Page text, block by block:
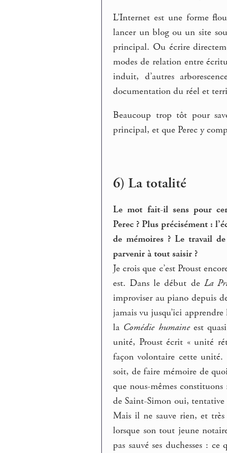
L’Internet est une forme
lancer un blog ou un site
principal. Ou écrire
modes de relation entre
induit, d’autres
documentation du réel et
Beaucoup trop tôt pour
principal, et que Perec y
6) La totalité
Le mot fait-il sens pour
Perec ? Plus précisément :
de mémoires ? Le travail
parvenir à tout saisir ?
Je crois que c’est Proust
est. Dans le début de La
improviser au piano depuis
jamais vu jusqu’ici
la Comédie humaineest
unité, Proust écrit « unité
façon volontaire cette
soit, de faire mémoire de
que nous-mêmes
de Saint-Simon oui,
Mais il ne sauve rien, et
lorsque son tout jeune
pas sauvé ses duchesses :